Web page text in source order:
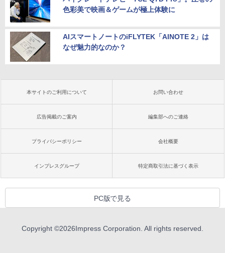
色彩美で映画＆ゲームが極上体験に
AIスマートノートのiFLYTEK「AINOTE 2」は
なぜ魅力的なのか？
本サイトのご利用について お問い合わせ
広告掲載のご案内 編集部へのご連絡
プライバシーポリシー 会社概要
インプレスグループ 特定商取引法に基づく表示
PC版で見る
Copyright ©2026Impress Corporation. All rights reserved.